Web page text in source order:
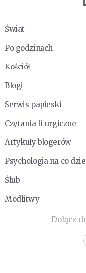
Świat
Po godzinach
Kościół
Blogi
Serwis papieski
Czytania liturgiczne
Artykuły blogerów
Psychologia na co
Ślub
Modlitwy
Dołącz